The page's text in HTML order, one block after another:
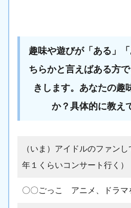
趣味や遊びが「ある」
ちらかと言えばある方
きします。あなたの趣
か？具体的に教え
（いま）アイドルのファンし
年１くらいコンサート行く）
〇〇ごっこ アニメ、ドラマ